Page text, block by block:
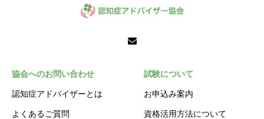
協会へのお問い合わせ
認知症アドバイザーとは
よくあるご質問
試験について
お申込み案内
資格活用方法について